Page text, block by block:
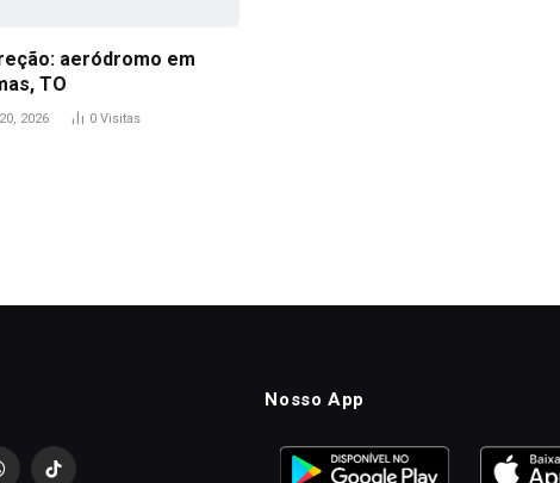
aeródromo em
TO
2026 0 Visitas
TikTok
Nosso App